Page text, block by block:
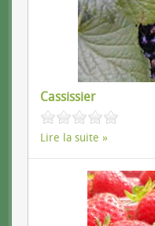
Cassissier
Lire la suite